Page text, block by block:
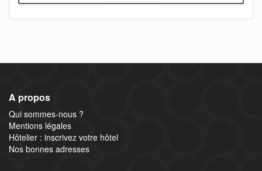
A propos
Qui sommes-nous ?
Mentions légales
Hôtelier : inscrivez votre hôtel
Nos bonnes adresses